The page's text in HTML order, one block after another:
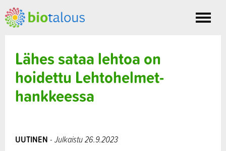
Toggle
Lähes sataa lehtoa on
hoidettu Lehtohelmet-
hankkeessa
UUTINEN - Julkaistu 26.9.2023